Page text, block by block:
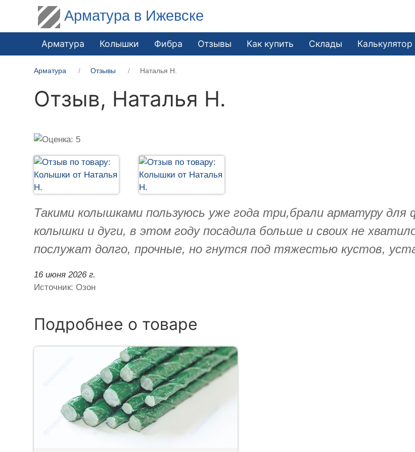
Арматура в Ижевске
Арматура Колышки Фибра Отзывы Как купить Склады Калькулятор
Арматура Отзывы Наталья Н.
Отзыв, Наталья Н.
Такими колышками пользуюсь уже года три,брали арматуру
колышки и дуги, в этом году посадила больше и своих не
послужат долго, прочные, но гнутся под тяжестью кустов,
16 июня 2026 г.
Источник: Озон
Подробнее о товаре